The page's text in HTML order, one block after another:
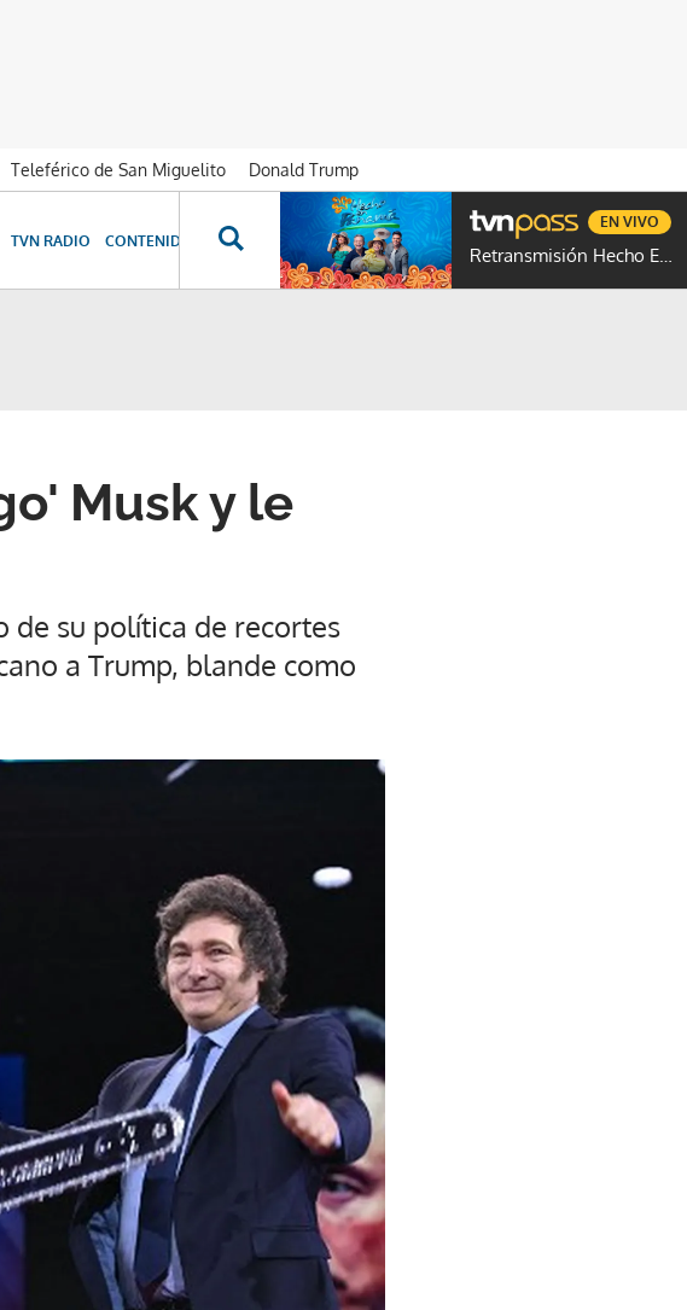
Teleférico de San Miguelito
Donald Trump
TVN RADIO CONTENIDOS ESPECIALES NOVELAS PROGRAMAS GENTE TVN
Retransmisión Hecho En Panamá
EN VIVO
Musk y le
de su política de recortes
a Trump, blande como